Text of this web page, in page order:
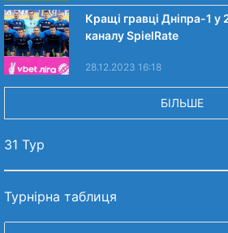
Кращі гравці Дніпра-1
каналу SpielRate
28.12.2023 16:18
БІЛЬШЕ
31 Тур
Турнірна таблиця